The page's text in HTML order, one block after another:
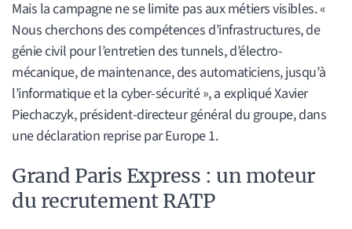
Mais la campagne ne se limite pas aux métiers visibles. «
Nous cherchons des compétences d’infrastructures, de
génie civil pour l’entretien des tunnels, d’électro-
mécanique, de maintenance, des automaticiens, jusqu’à
l’informatique et la cyber-sécurité », a expliqué Xavier
Piechaczyk, président-directeur général du groupe, dans
une déclaration reprise par Europe 1.
Grand Paris Express : un moteur
du recrutement RATP